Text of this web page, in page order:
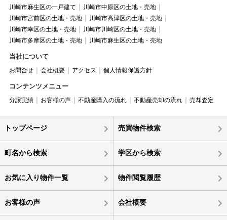
川崎市麻生区の一戸建て
川崎市中原区の土地・売地
川崎市宮前区の土地・売地
川崎市高津区の土地・売地
川崎市幸区の土地・売地
川崎市川崎区の土地・売地
川崎市多摩区の土地・売地
川崎市麻生区の土地・売地
当社について
お問合せ 会社概要 アクセス 個人情報保護方針
コンテンツメニュー
分譲実績 お客様の声 不動産購入の流れ 不動産売却の流れ 売却査定
トップページ 売買物件検索
町名から検索 学区から検索
お気に入り物件一覧 物件閲覧履歴
お客様の声 会社概要